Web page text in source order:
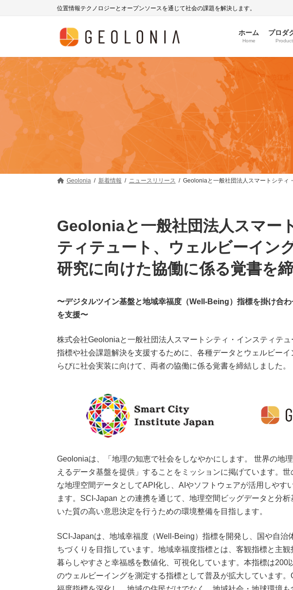
へ
ス
キ
ッ
プ
ョ
ン
に
移
動
位置情報テクノロジーとオープンソースを通じて社会の課題を解決します。
ホーム
Home
プロダ
Geolonia 新着情報 ニュースリリース Geoloniaと一般社団法人スマートシティ
Geoloniaと一般社団法人スマー
ティテュート、ウェルビーイン
研究に向けた協働に係る覚書を
〜デジタルツイン基盤と地域幸福度（Well-Being）指標を掛け合
を支援〜
株式会社Geoloniaと一般社団法人スマートシティ・インスティテュ
指標や社会課題解決を支援するために、各種データとウェルビー
らびに社会実装に向けて、両者の協働に係る覚書を締結しました。
Geoloniaは、「地理の知恵で社会をしなやかにします。 世界の地
えるデータ基盤を提供」することをミッションに掲げています。
な地理空間データとしてAPI化し、AIやソフトウェアが活用しやす
ます。SCI-Japan との連携を通じて、地理空間ビッグデータと分
いた質の高い意思決定を行うための環境整備を目指します。
SCI-Japanは、地域幸福度（Well-Being）指標を開発し、国や自治
ちづくりを目指しています。地域幸福度指標とは、客観指標と主
暮らしやすさと幸福感を数値化、可視化しています。本指標は200
のウェルビーイングを測定する指標として普及が拡大しています